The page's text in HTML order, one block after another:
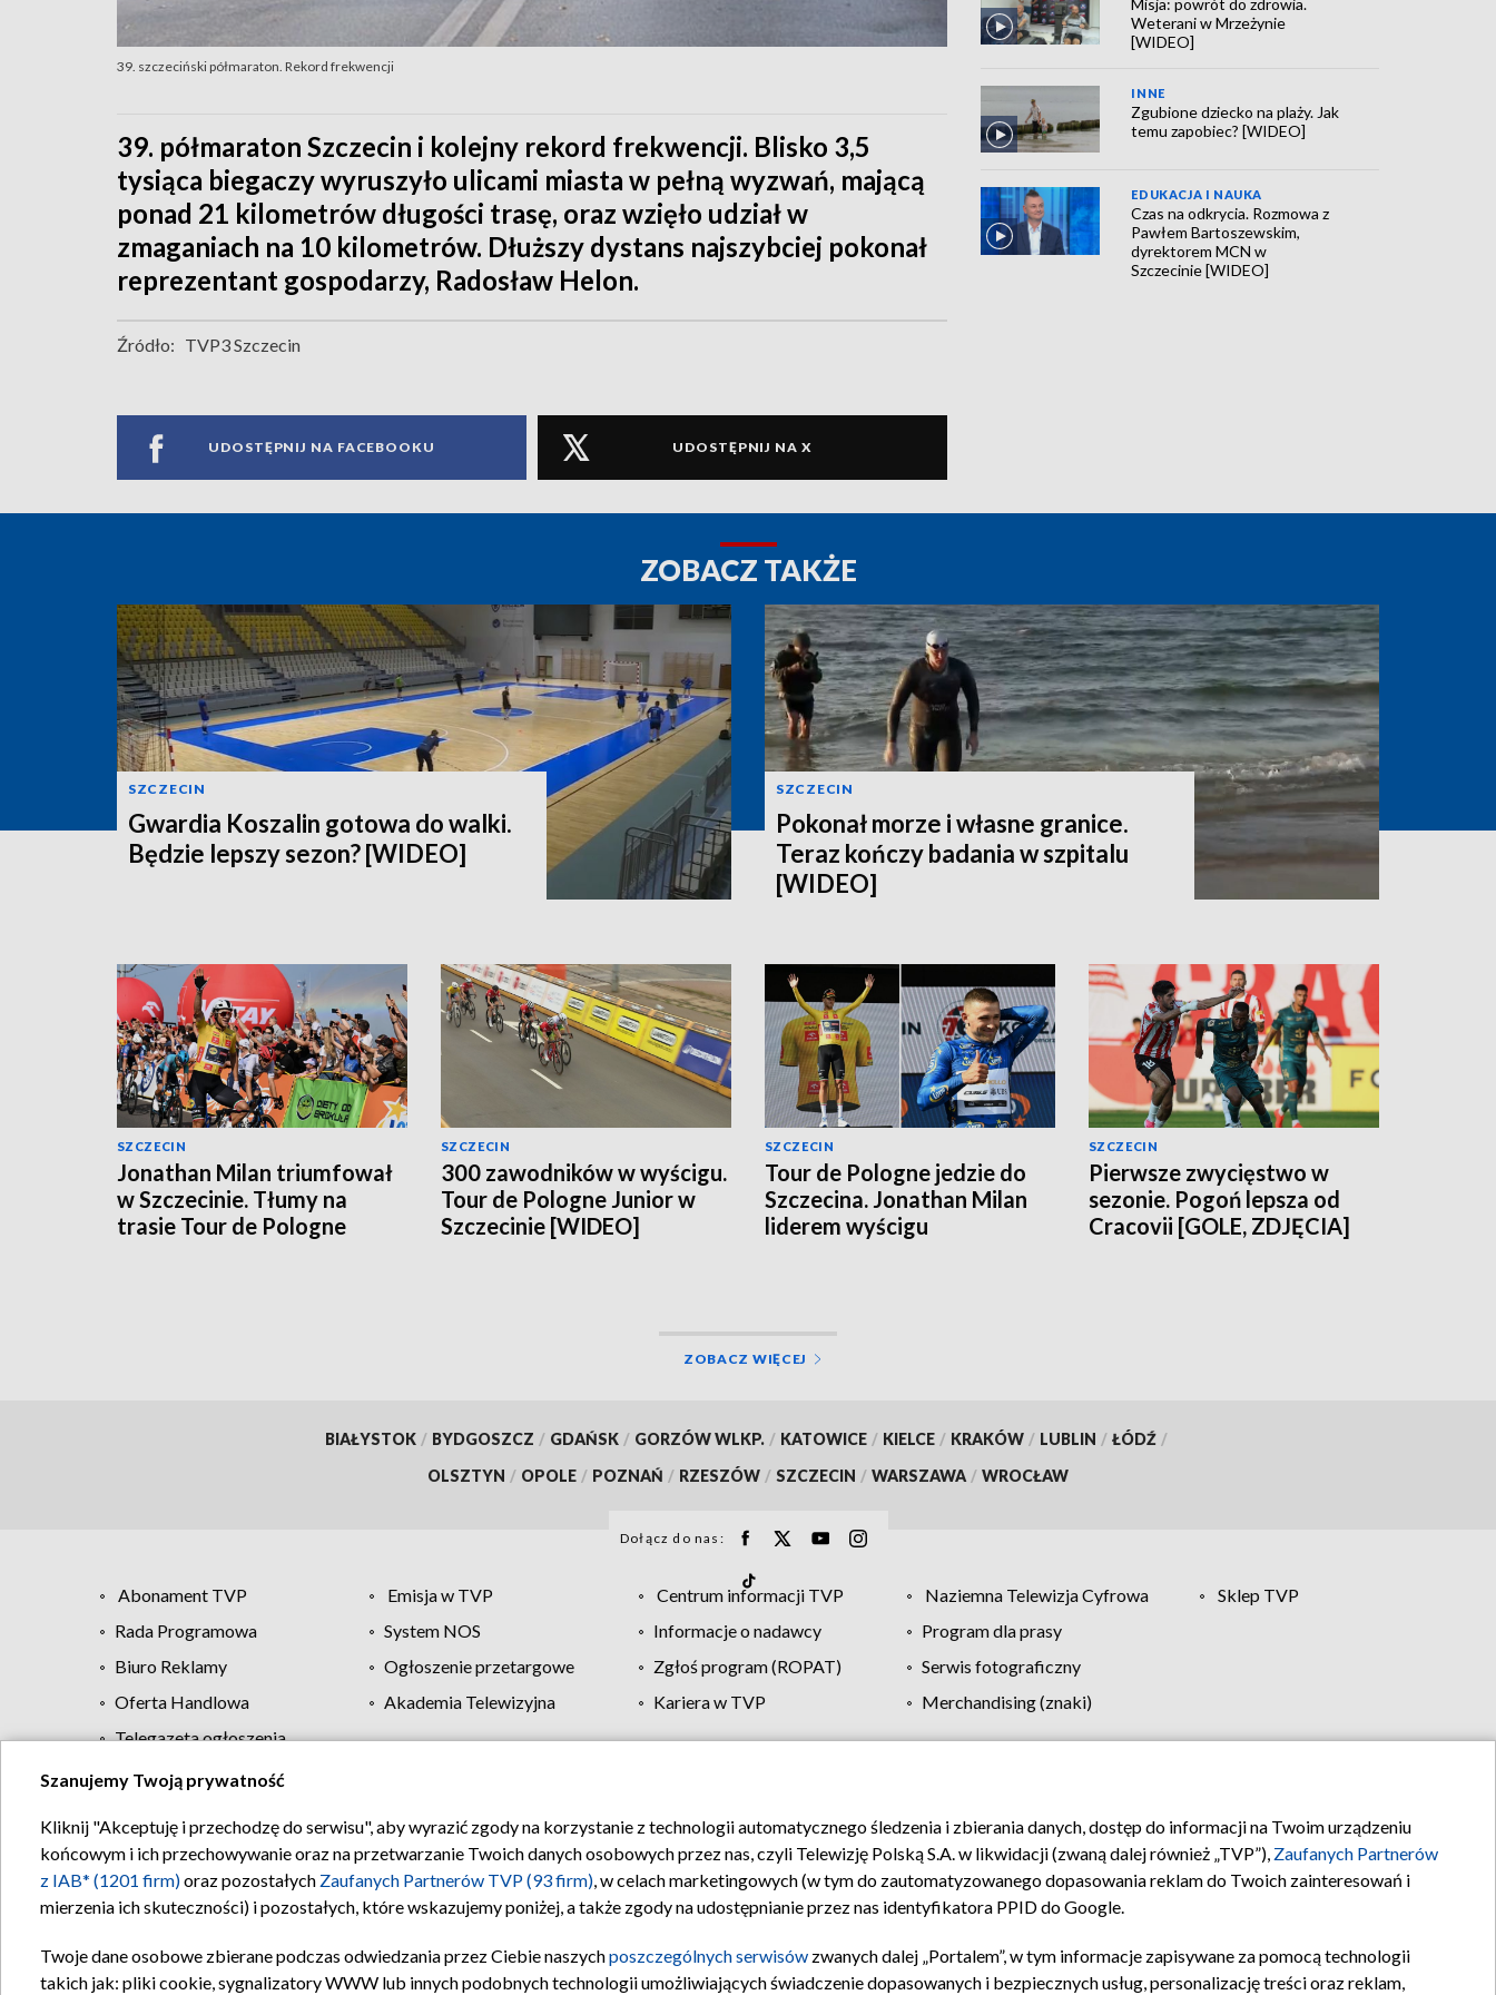
39. szczeciński półmaraton. Rekord frekwencji
39. półmaraton Szczecin i kolejny rekord frekwencji. Blisko 3,5
tysiąca biegaczy wyruszyło ulicami miasta w pełną wyzwań, mającą
ponad 21 kilometrów długości trasę, oraz wzięło udział w
zmaganiach na 10 kilometrów. Dłuższy dystans najszybciej pokonał
reprezentant gospodarzy, Radosław Helon.
Źródło: TVP3 Szczecin
UDOSTĘPNIJ NA FACEBOOKU UDOSTĘPNIJ NA X
Weterani w Mrzeżynie
[WIDEO]
INNE
Zgubione dziecko na plaży. Jak
temu zapobiec? [WIDEO]
EDUKACJA I NAUKA
Czas na odkrycia. Rozmowa z
Pawłem Bartoszewskim,
dyrektorem MCN w
Szczecinie [WIDEO]
ZOBACZ TAKŻE
SZCZECIN
Gwardia Koszalin gotowa do walki.
Będzie lepszy sezon? [WIDEO]
SZCZECIN
Pokonał morze i własne granice.
Teraz kończy badania w szpitalu
[WIDEO]
SZCZECIN
Jonathan Milan triumfował
w Szczecinie. Tłumy na
trasie Tour de Pologne
SZCZECIN
300 zawodników w wyścigu.
Tour de Pologne Junior w
Szczecinie [WIDEO]
SZCZECIN
Tour de Pologne jedzie do
Szczecina. Jonathan Milan
liderem wyścigu
SZCZECIN
Pierwsze zwycięstwo w
sezonie. Pogoń lepsza od
Cracovii [GOLE, ZDJĘCIA]
ZOBACZ WIĘCEJ
BIAŁYSTOK / BYDGOSZCZ / GDAŃSK / GORZÓW WLKP. / KATOWICE / KIELCE / KRAKÓW / LUBLIN / ŁÓDŹ /
OLSZTYN / OPOLE / POZNAŃ / RZESZÓW / SZCZECIN / WARSZAWA / WROCŁAW
Dołącz do nas:
Abonament TVP Emisja w TVP Centrum informacji TVP Naziemna Telewizja Cyfrowa
Sklep TVP
Rada Programowa
System NOS Informacje o nadawcy
Program dla prasy
Biuro Reklamy
Ogłoszenie przetargowe Zgłoś program (ROPAT)
Serwis fotograficzny
Oferta Handlowa
Akademia Telewizyjna Kariera w TVP
Merchandising (znaki)
Telegazeta ogłoszenia
Regulamin TVP Polityka prywatności Moje zgody Pomoc Biuro reklamy Kontakt
Szanujemy Twoją prywatność
Kliknij "Akceptuję i przechodzę do serwisu", aby wyrazić zgody na korzystanie z technologii automatycznego śledzenia i zbierania danych, dostęp do informacji na Twoim urządzeniu
końcowym i ich przechowywanie oraz na przetwarzanie Twoich danych osobowych przez nas, czyli Telewizję Polską S.A. w likwidacji (zwaną dalej również „TVP”), Zaufanych Partnerów
z IAB* (1201 firm)oraz pozostałych Zaufanych Partnerów TVP (93 firm), w celach marketingowych (w tym do zautomatyzowanego dopasowania reklam do Twoich zainteresowań i
mierzenia ich skuteczności) i pozostałych, które wskazujemy poniżej, a także zgody na udostępnianie przez nas identyfikatora PPID do Google.
Twoje dane osobowe zbierane podczas odwiedzania przez Ciebie naszychposzczególnych serwisów zwanych dalej „Portalem”, w tym informacje zapisywane za pomocą technologii
takich jak: pliki cookie, sygnalizatory WWW lub innych podobnych technologii umożliwiających świadczenie dopasowanych i bezpiecznych usług, personalizację treści oraz reklam,